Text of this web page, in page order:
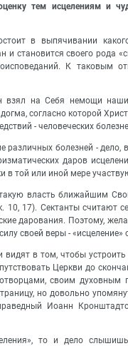
тем исцелениям и
в выпячивании
и становится своего рода
К таковым
взял на Себя немощи
согласно которой
- человеческих
болезней - дело,
даров
в той или иной мере
власть ближайшим
10, 17). Сектанты считают
дарования. Поэтому,
своей веры - «исцеление»
в том, чтобы
Церкви до
своим
но довольно
Иоанн
то и дело